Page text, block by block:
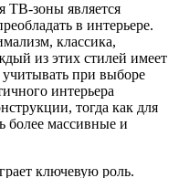
ТВ-зоны является
в интерьере.
классика,
из этих стилей имеет
учитывать при выборе
интерьера
тогда как для
более массивные и
ключевую роль.